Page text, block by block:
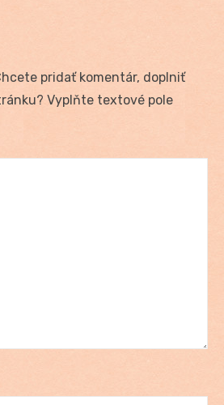
pridať komentár, doplniť
Vyplňte textové pole